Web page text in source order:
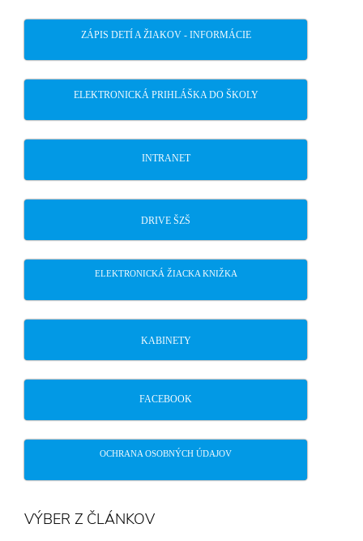
ZÁPIS DETÍ A ŽIAKOV - INFORMÁCIE
ELEKTRONICKÁ PRIHLÁŠKA DO ŠKOLY
INTRANET
DRIVE ŠZŠ
ELEKTRONICKÁ ŽIACKA KNIŽKA
KABINETY
FACEBOOK
OCHRANA OSOBNÝCH ÚDAJOV
VÝBER Z ČLÁNKOV